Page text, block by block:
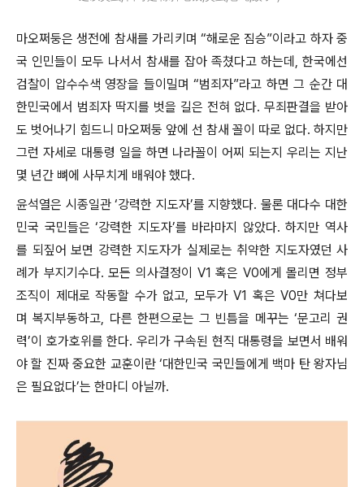
마오쩌둥은 생전에 참새를 가리키며 “해로운 짐승”이라고 하자 중
국 인민들이 모두 나서서 참새를 잡아 족쳤다고 하는데, 한국에선
검찰이 압수수색 영장을 들이밀며 “범죄자”라고 하면 그 순간 대
한민국에서 범죄자 딱지를 벗을 길은 전혀 없다. 무죄판결을 받아
도 벗어나기 힘드니 마오쩌둥 앞에 선 참새 꼴이 따로 없다. 하지만
그런 자세로 대통령 일을 하면 나라꼴이 어찌 되는지 우리는 지난
몇 년간 뼈에 사무치게 배워야 했다.
윤석열은 시종일관 ‘강력한 지도자’를 지향했다. 물론 대다수 대한
민국 국민들은 ‘강력한 지도자’를 바라마지 않았다. 하지만 역사
를 되짚어 보면 강력한 지도자가 실제로는 취약한 지도자였던 사
례가 부지기수다. 모든 의사결정이 V1 혹은 V0에게 몰리면 정부
조직이 제대로 작동할 수가 없고, 모두가 V1 혹은 V0만 쳐다보
며 복지부동하고, 다른 한편으로는 그 빈틈을 메꾸는 ‘문고리 권
력’이 호가호위를 한다. 우리가 구속된 현직 대통령을 보면서 배워
야 할 진짜 중요한 교훈이란 ‘대한민국 국민들에게 백마 탄 왕자님
은 필요없다’는 한마디 아닐까.